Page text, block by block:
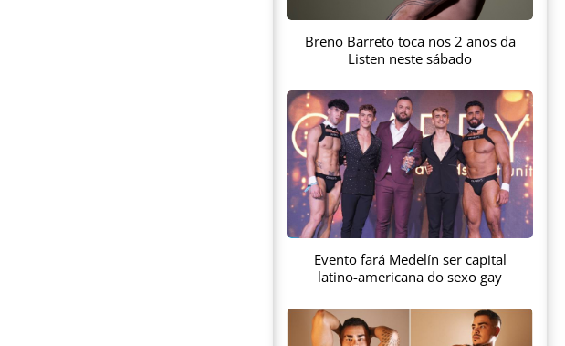
Breno Barreto toca nos 2 anos da
Listen neste sábado
Evento fará Medelín ser capital
latino-americana do sexo gay